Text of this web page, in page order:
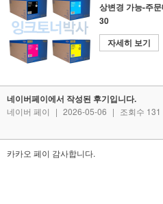
상변경 가능-주
30
자세히 보기
네이버페이에서 작성된 후기입니다.
네이버 페이 | 2026-05-06 | 조회수 131
카카오 페이 감사합니다.